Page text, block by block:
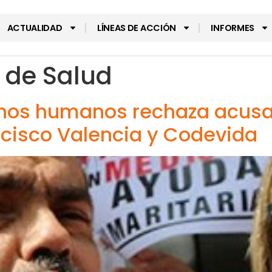
ACTUALIDAD LÍNEAS DE ACCIÓN INFORMES
Salud
humanos rechaza
Valencia y Codevida